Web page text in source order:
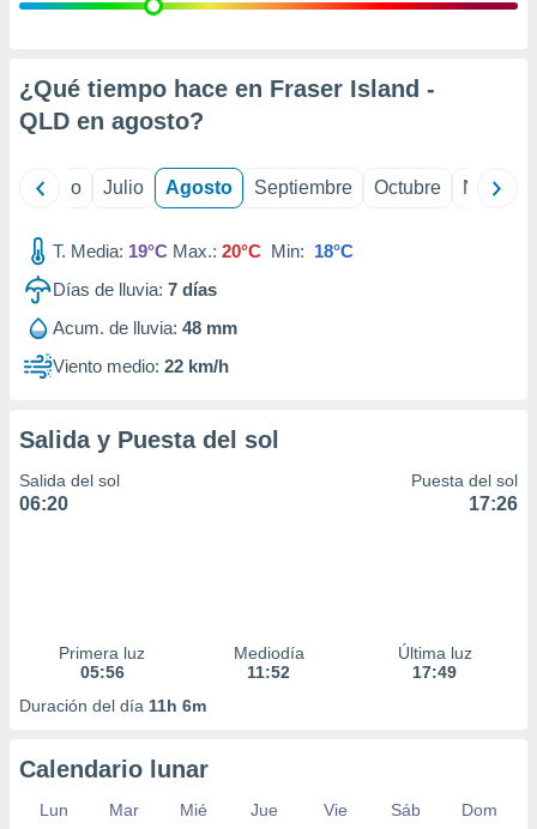
e
mediante
publicidad
de
1199
¿Qué tiempo hace en Fraser Island -
QLD en agosto?
Junio Julio Agosto Septiembre Octubre
T. Media: 19°C Max.: 20°C Min: 18°C
Días de lluvia: 7 días
Acum. de lluvia: 48 mm
Viento medio: 22 km/h
Salida y Puesta del sol
Salida del sol
06:20
Puesta del sol
17:26
Primera luz
05:56
Mediodía
11:52
Última luz
17:49
Duración del día 11h 6m
Calendario lunar
Lun Mar Mié Jue Vie Sáb
Dom